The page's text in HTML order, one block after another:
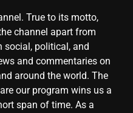
को लेकर बड़ी खबरें
True to its motto,
channel apart from
social, political, and
and commentaries on
around the world. The
our program wins us a
span of time. As a